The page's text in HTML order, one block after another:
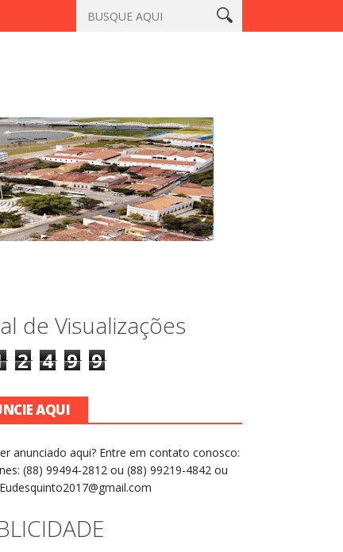
Sobral Vigilante é morto a tiros em laboratório no centro
de Visualizações
2 4 9 9
AQUI
anunciado aqui? Entre em contato conosco:
(88) 99494-2812 ou (88) 99219-4842 ou